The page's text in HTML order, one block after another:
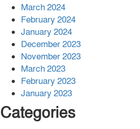
March 2024
February 2024
January 2024
December 2023
November 2023
March 2023
February 2023
January 2023
Categories